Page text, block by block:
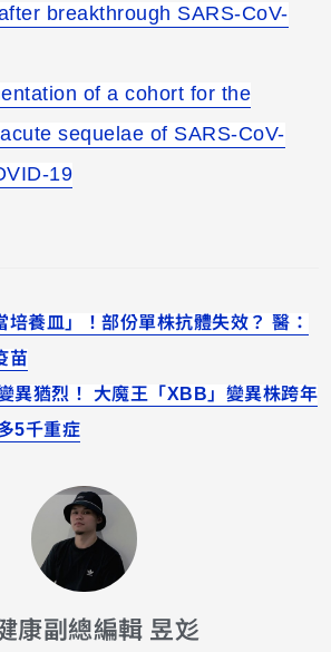
breakthrough SARS-CoV-
of a cohort for the
sequelae of SARS-CoV-
19
培養皿」！部份單株抗體失效？ 醫：
苗
異猶烈！ 大魔王「XBB」變異株跨年
5千重症
康副總編輯 昱彣